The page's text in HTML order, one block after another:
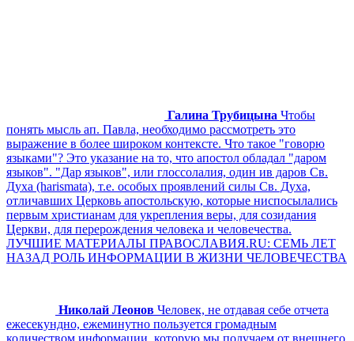
Галина Трубицына Чтобы
понять мысль ап. Павла, необходимо рассмотреть это
выражение в более широком контексте. Что такое "говорю
языками"? Это указание на то, что апостол обладал "даром
языков". "Дар языков", или глоссолалия, один ив даров Св.
Духа (harismata), т.е. особых проявлений силы Св. Духа,
отличавших Церковь апостольскую, которые ниспосылались
первым христианам для укрепления веры, для созидания
Церкви, для перерождения человека и человечества.
ЛУЧШИЕ МАТЕРИАЛЫ ПРАВОСЛАВИЯ.RU: СЕМЬ ЛЕТ
НАЗАД РОЛЬ ИНФОРМАЦИИ В ЖИЗНИ ЧЕЛОВЕЧЕСТВА
Николай Леонов Человек, не отдавая себе отчета
ежесекундно, ежеминутно пользуется громадным
количеством информации, которую мы получаем от внешнего